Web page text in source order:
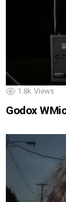
1.8k Views
Godox